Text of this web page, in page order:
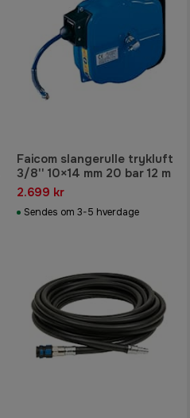
Faicom slangerulle trykluft
3/8'' 10×14 mm 20 bar 12 m
2.699 kr
Sendes om 3-5 hverdage